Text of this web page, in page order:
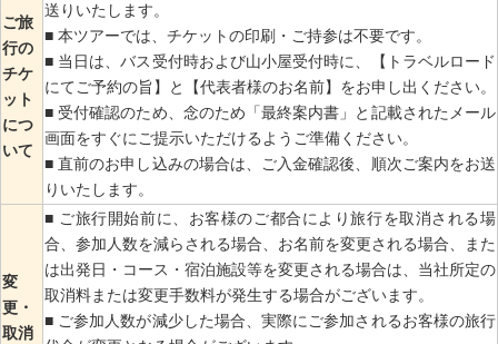
ご旅
行の
チケ
ット
につ
いて
送りいたします。
■ 本ツアーでは、チケットの印刷・ご持参は不要です。
■ 当日は、バス受付時および山小屋受付時に、【トラベルロード
にてご予約の旨】と【代表者様のお名前】をお申し出ください。
■ 受付確認のため、念のため「最終案内書」と記載されたメール
画面をすぐにご提示いただけるようご準備ください。
■ 直前のお申し込みの場合は、ご入金確認後、順次ご案内をお送
りいたします。
変
更・
取消
■ ご旅行開始前に、お客様のご都合により旅行を取消される場
合、参加人数を減らされる場合、お名前を変更される場合、また
は出発日・コース・宿泊施設等を変更される場合は、当社所定の
取消料または変更手数料が発生する場合がございます。
■ ご参加人数が減少した場合、実際にご参加されるお客様の旅行